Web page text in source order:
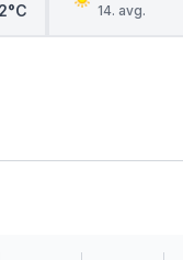
Majdanpek 14. avg.